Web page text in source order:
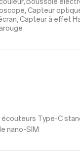
Boussole
Capteur
Capteur à effet
écouteurs Type-C
nano-SIM